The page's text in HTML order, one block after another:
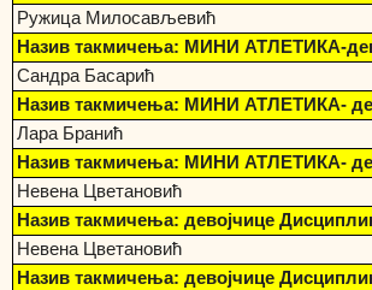
Ружица Милосављевић
Назив такмичења: МИНИ АТЛЕТИКА-
Сандра Басарић
Назив такмичења: МИНИ АТЛЕТИКА-
Лара Бранић
Назив такмичења: МИНИ АТЛЕТИКА-
Невена Цветановић
Назив такмичења: девојчице
Невена Цветановић
Назив такмичења: девојчице